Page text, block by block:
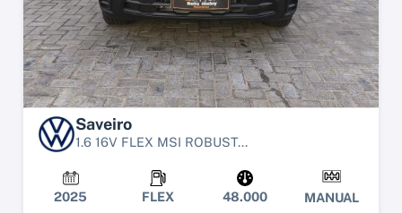
Saveiro
1.6 16V FLEX MSI ROBUST...
2025 FLEX 48.000 MANUAL